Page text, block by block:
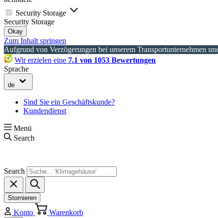
Security Storage
Security Storage
Okay
Zum Inhalt springen
Aufgrund von Verzögerungen bei unserem Transportunternehmen
Wir erzielen eine 7.1 von 1053 Bewertungen
Sprache
de
Sind Sie ein Geschäftskunde?
Kundendienst
Menü
Search
Search
Stornieren
Konto Warenkorb